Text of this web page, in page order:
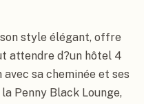
style élégant, offre
attendre d?un hôtel 4
sa cheminée et ses
Penny Black Lounge,